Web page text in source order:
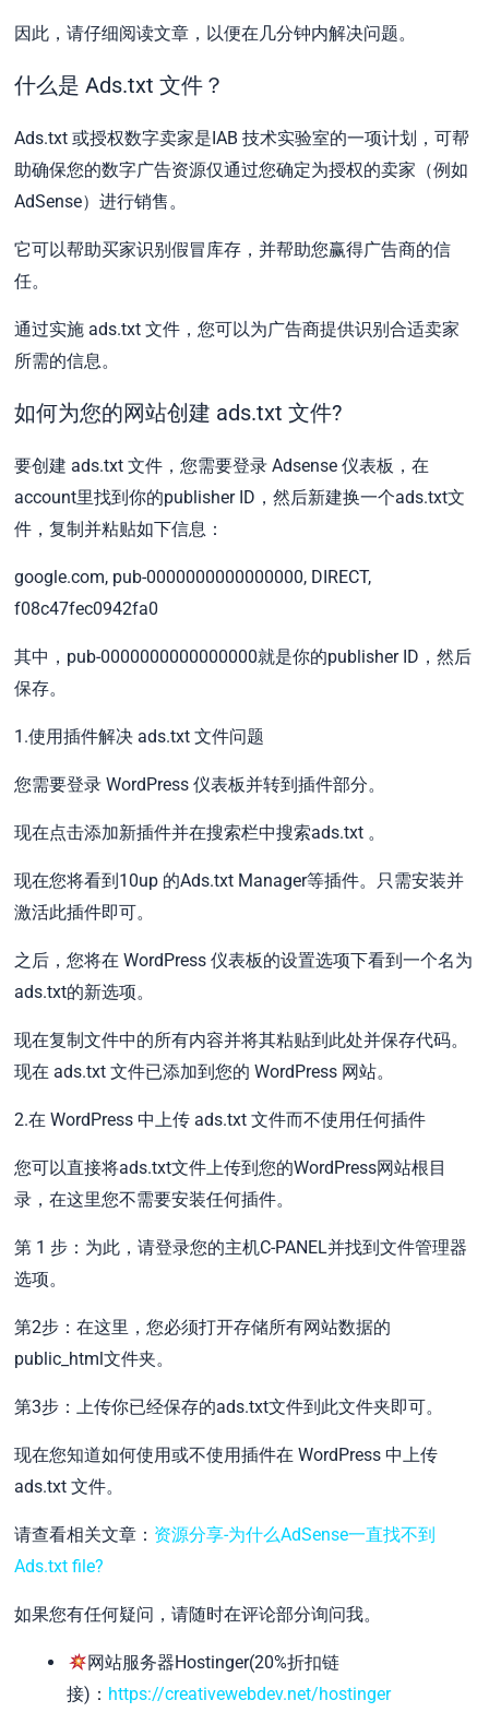
因此，请仔细阅读文章，以便在几分钟内解决问题。
什么是 Ads.txt 文件？
Ads.txt 或授权数字卖家是IAB 技术实验室的一项计划，可帮
助确保您的数字广告资源仅通过您确定为授权的卖家（例如
AdSense）进行销售。
它可以帮助买家识别假冒库存，并帮助您赢得广告商的信
任。
通过实施 ads.txt 文件，您可以为广告商提供识别合适卖家
所需的信息。
如何为您的网站创建 ads.txt 文件?
要创建 ads.txt 文件，您需要登录 Adsense 仪表板，在
account里找到你的publisher ID，然后新建换一个ads.txt文
件，复制并粘贴如下信息：
google.com, pub-0000000000000000, DIRECT,
f08c47fec0942fa0
其中，pub-0000000000000000就是你的publisher ID，然后
保存。
1.使用插件解决 ads.txt 文件问题
您需要登录 WordPress 仪表板并转到插件部分。
现在点击添加新插件并在搜索栏中搜索ads.txt 。
现在您将看到10up 的Ads.txt Manager等插件。只需安装并
激活此插件即可。
之后，您将在 WordPress 仪表板的设置选项下看到一个名为
ads.txt的新选项。
现在复制文件中的所有内容并将其粘贴到此处并保存代码。
现在 ads.txt 文件已添加到您的 WordPress 网站。
2.在 WordPress 中上传 ads.txt 文件而不使用任何插件
您可以直接将ads.txt文件上传到您的WordPress网站根目
录，在这里您不需要安装任何插件。
第 1 步：为此，请登录您的主机C-PANEL并找到文件管理器
选项。
第2步：在这里，您必须打开存储所有网站数据的
public_html文件夹。
第3步：上传你已经保存的ads.txt文件到此文件夹即可。
现在您知道如何使用或不使用插件在 WordPress 中上传
ads.txt 文件。
请查看相关文章： 资源分享-为什么AdSense一直找不到
Ads.txt file?
如果您有任何疑问，请随时在评论部分询问我。
网站服务器Hostinger(20%折扣链
接)： https://creativewebdev.net/hostinger